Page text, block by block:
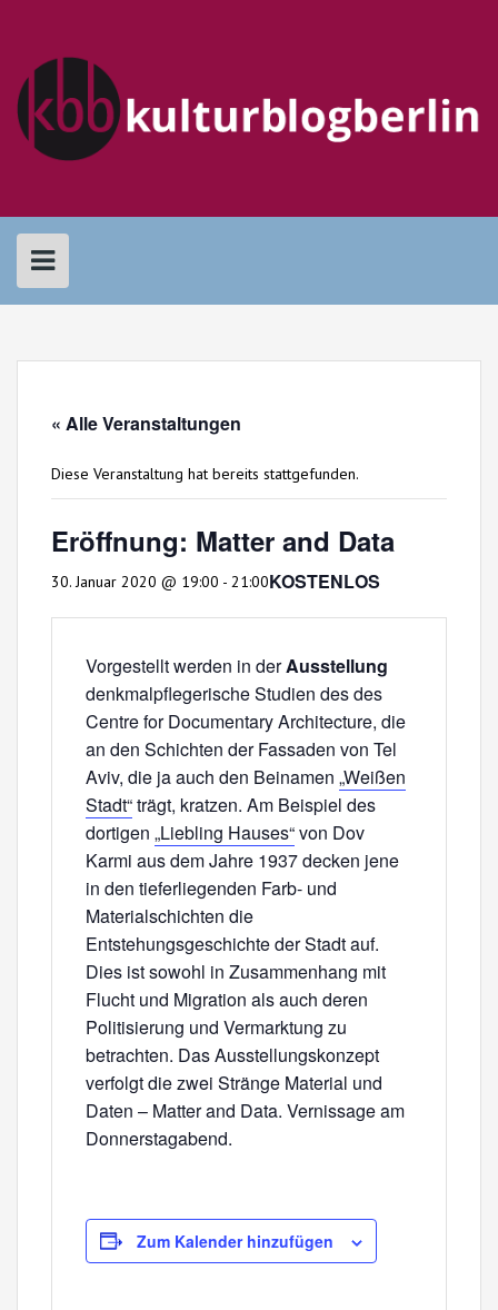
« Alle Veranstaltungen
Diese Veranstaltung hat bereits stattgefunden.
Eröffnung: Matter and Data
30. Januar 2020 @ 19:00 - 21:00KOSTENLOS
Vorgestellt werden in derAusstellung
denkmalpflegerische Studien des des
Centre for Documentary Architecture, die
an den Schichten der Fassaden von Tel
Aviv, die ja auch den Beinamen „Weißen
Stadt“trägt, kratzen. Am Beispiel des
dortigen „Liebling Hauses“von Dov
Karmi aus dem Jahre 1937 decken jene
in den tieferliegenden Farb- und
Materialschichten die
Entstehungsgeschichte der Stadt auf.
Dies ist sowohl in Zusammenhang mit
Flucht und Migration als auch deren
Politisierung und Vermarktung zu
betrachten. Das Ausstellungskonzept
verfolgt die zwei Stränge Material und
Daten – Matter and Data. Vernissage am
Donnerstagabend.
Zum Kalender hinzufügen